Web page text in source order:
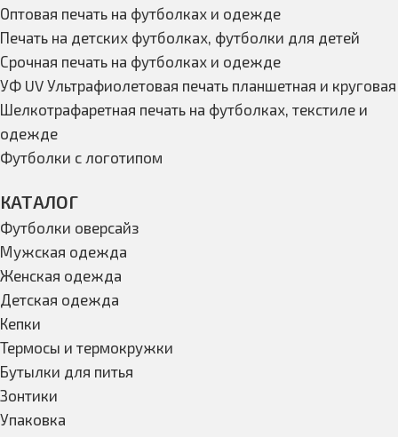
Оптовая печать на футболках и одежде
Печать на детских футболках, футболки для детей
Срочная печать на футболках и одежде
УФ UV Ультрафиолетовая печать планшетная и круговая
Шелкотрафаретная печать на футболках, текстиле и
одежде
Футболки с логотипом
КАТАЛОГ
Футболки оверсайз
Мужская одежда
Женская одежда
Детская одежда
Кепки
Термосы и термокружки
Бутылки для питья
Зонтики
Упаковка